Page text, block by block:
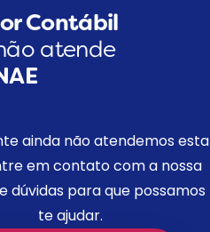
Consulta CNAE
Contábil
atende
ainda não atendemos esta
em contato com a nossa
dúvidas para que possamos
te ajudar.